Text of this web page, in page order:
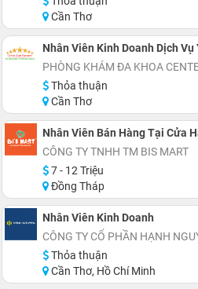
Cần Thơ
Nhân Viên Kinh Doanh Dịch Vụ
PHÒNG KHÁM ĐA KHOA
Thỏa thuận
Cần Thơ
Nhân Viên Bán Hàng Tại Cửa
CÔNG TY TNHH TM BIS MART
7 - 12 Triệu
Đồng Tháp
Nhân Viên Kinh Doanh
CÔNG TY CỔ PHẦN HẠNH
Thỏa thuận
Cần Thơ, Hồ Chí Minh